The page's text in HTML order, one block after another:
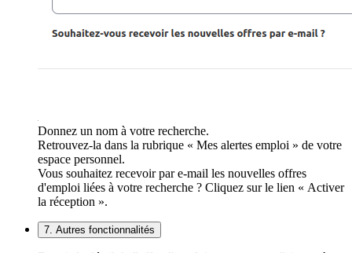
Donnez un nom à votre recherche.
Retrouvez-la dans la rubrique « Mes alertes emploi » de votre
espace personnel.
Vous souhaitez recevoir par e-mail les nouvelles offres
d'emploi liées à votre recherche ? Cliquez sur le lien « Activer
la réception ».
7. Autres fonctionnalités